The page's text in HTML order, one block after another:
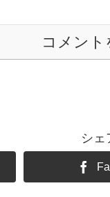
コメント
シェ